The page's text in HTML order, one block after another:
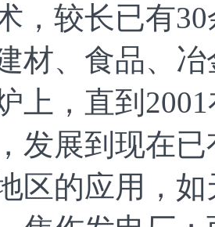
，较长已有
材、食品、
上，直到
发展到现在
区的应用，